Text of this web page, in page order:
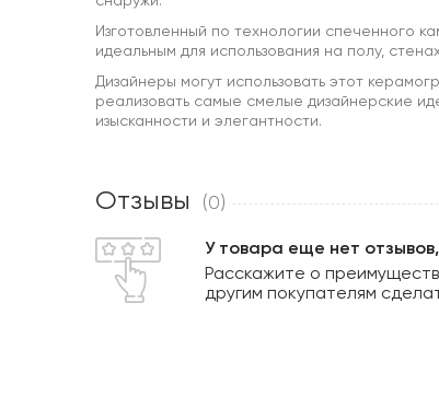
Изготовленный по технологии спеченного
идеальным для использования на полу,
Дизайнеры могут использовать этот
реализовать самые смелые дизайнерские
изысканности и элегантности.
Отзывы (0)
У товара еще нет
Расскажите о
другим покупателям